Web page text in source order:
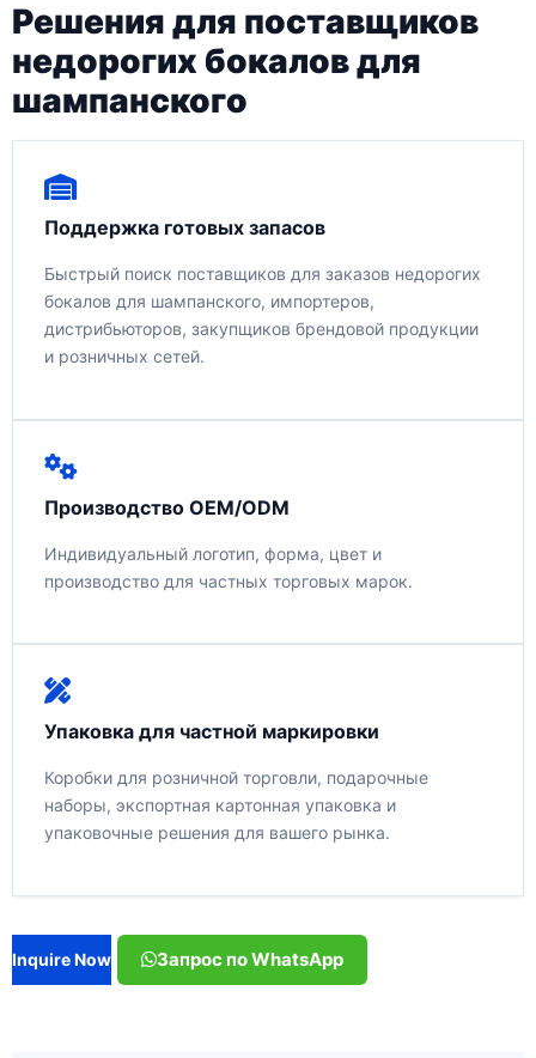
Решения для поставщиков
недорогих бокалов для
шампанского
Поддержка готовых запасов
Быстрый поиск поставщиков для заказов недорогих
бокалов для шампанского, импортеров,
дистрибьюторов, закупщиков брендовой продукции
и розничных сетей.
Производство OEM/ODM
Индивидуальный логотип, форма, цвет и
производство для частных торговых марок.
Упаковка для частной маркировки
Коробки для розничной торговли, подарочные
наборы, экспортная картонная упаковка и
упаковочные решения для вашего рынка.
Inquire Now Запрос по WhatsApp